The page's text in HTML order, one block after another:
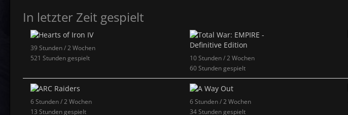
In letzter Zeit gespielt
39 Stunden / 2 Wochen
521 Stunden gespielt
10 Stunden / 2 Wochen
60 Stunden gespielt
6 Stunden / 2 Wochen
13 Stunden gespielt
6 Stunden / 2 Wochen
34 Stunden gespielt